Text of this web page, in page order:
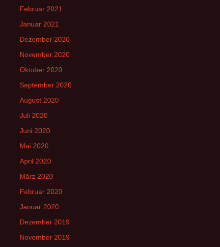
Februar 2021
Januar 2021
Dezember 2020
November 2020
Oktober 2020
September 2020
August 2020
Juli 2020
Juni 2020
Mai 2020
April 2020
März 2020
Februar 2020
Januar 2020
Dezember 2019
November 2019